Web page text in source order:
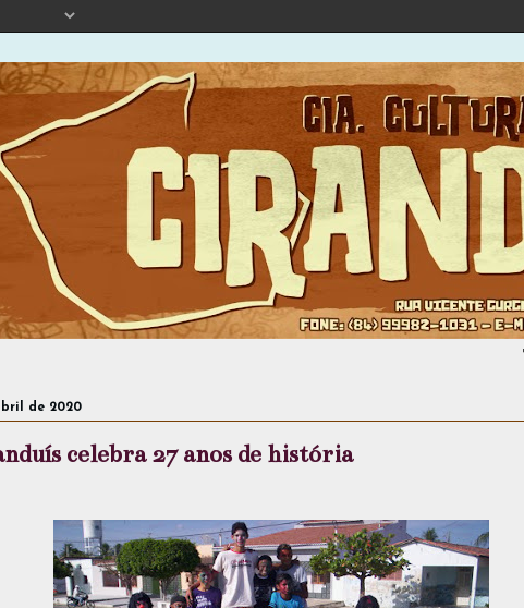
Teatro,
de 2020
celebra 27 anos de história